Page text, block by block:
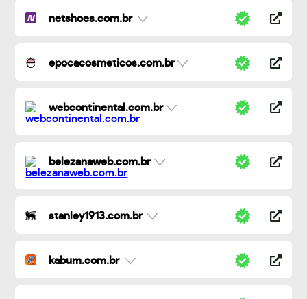
netshoes.com.br
epocacosmeticos.com.br
webcontinental.com.br
belezanaweb.com.br
stanley1913.com.br
kabum.com.br